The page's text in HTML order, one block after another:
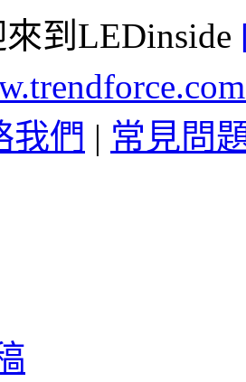
到LEDinside
我們 | 常見問